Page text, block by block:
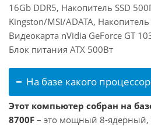
16Gb DDR5, Накопитель SSD
Kingston/MSI/ADATA, Накопитель
Видеокарта nVidia GeForce GT
Блок питания ATX 500Вт
На базе какого
Этот компьютер собран на
8700F – это мощный 8-ядерный,